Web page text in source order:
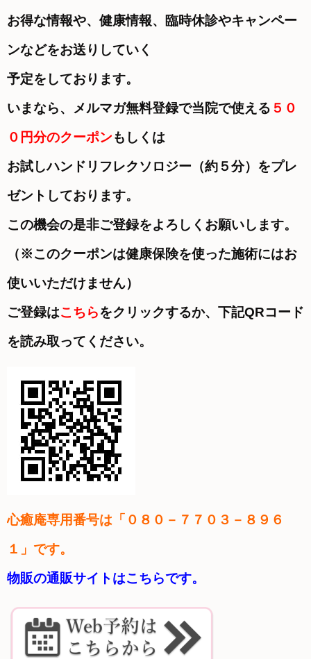
お得な情報や、健康情報、臨時休診やキャンペー
ンなどをお送りしていく
予定をしております。
いまなら、メルマガ無料登録で当院で使える ５０
０円分のクーポンもしくは
お試しハンドリフレクソロジー（約５分）をプレ
ゼントしております。
この機会の是非ご登録をよろしくお願いします。
（※このクーポンは健康保険を使った施術にはお
使いいただけません）
ご登録はこちらをクリックするか、下記QRコード
を読み取ってください。
心癒庵専用番号は「０８０－７７０３－８９６
１」です。
物販の通販サイトはこちらです。